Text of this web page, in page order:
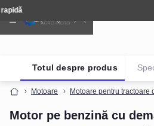
Tehnică: Livrare
Motoare Motoare pentru tractoare
Motor pe benzină cu
Totul despre produs